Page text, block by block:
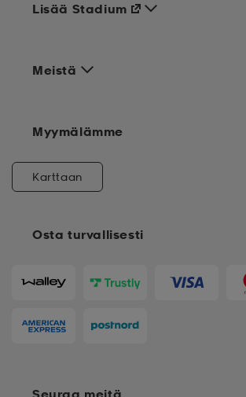
Meistä
Osta turvallisesti
Lisää Stadium
Myymälämme
Karttaan